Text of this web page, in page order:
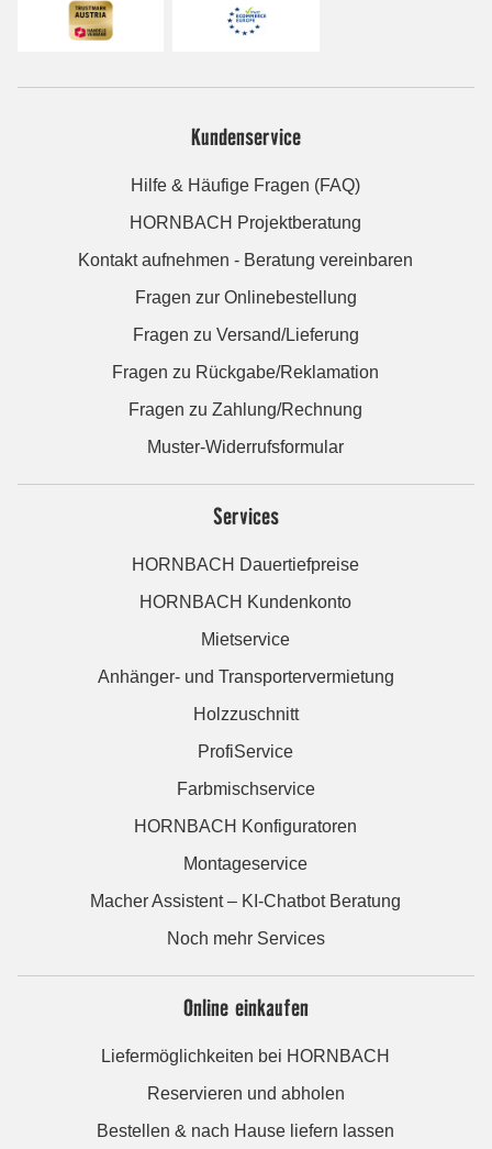
Kundenservice
Hilfe & Häufige Fragen (FAQ)
HORNBACH Projektberatung
Kontakt aufnehmen - Beratung vereinbaren
Fragen zur Onlinebestellung
Fragen zu Versand/Lieferung
Fragen zu Rückgabe/Reklamation
Fragen zu Zahlung/Rechnung
Muster-Widerrufsformular
Services
HORNBACH Dauertiefpreise
HORNBACH Kundenkonto
Mietservice
Anhänger- und Transportervermietung
Holzzuschnitt
ProfiService
Farbmischservice
HORNBACH Konfiguratoren
Montageservice
Macher Assistent – KI-Chatbot Beratung
Noch mehr Services
Online einkaufen
Liefermöglichkeiten bei HORNBACH
Reservieren und abholen
Bestellen & nach Hause liefern lassen